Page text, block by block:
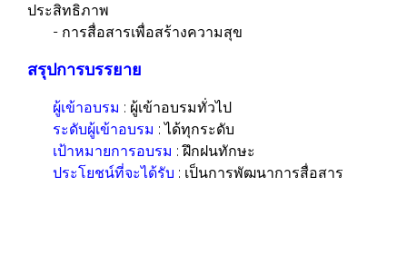
ประสิทธิภาพ
- การสื่อสารเพื่อสร้างความสุข
สรุปการบรรยาย
ผู้เข้าอบรม : ผู้เข้าอบรมทั่วไป
ระดับผู้เข้าอบรม : ได้ทุกระดับ
เป้าหมายการอบรม : ฝึกฝนทักษะ
ประโยชน์ที่จะได้รับ : เป็นการพัฒนาการสื่อสาร